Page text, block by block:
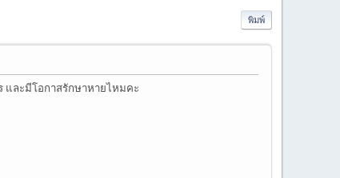
พิมพ์
และมีโอกาสรักษาหายไหมคะ